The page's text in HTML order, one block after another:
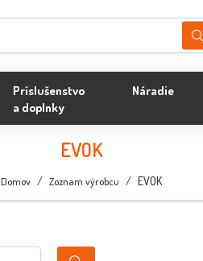
Príslušenstvo
a doplnky
Náradie
EVOK
Domov / Zoznam výrobcu / EVOK